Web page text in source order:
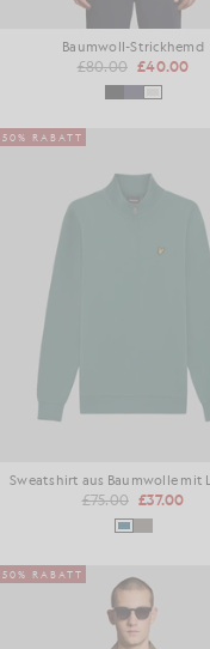
Baumwoll-Strickhemd
£80.00 £40.00
50% RABATT
£75.00 £37.00
50% RABATT